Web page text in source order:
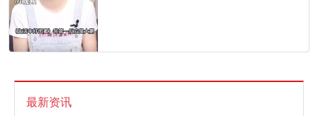
最新资讯